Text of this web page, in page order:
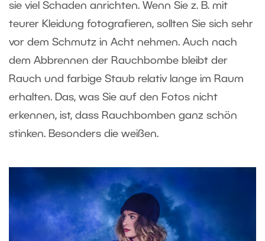
sie viel Schaden anrichten. Wenn Sie z. B. mit
teurer Kleidung fotografieren, sollten Sie sich sehr
vor dem Schmutz in Acht nehmen. Auch nach
dem Abbrennen der Rauchbombe bleibt der
Rauch und farbige Staub relativ lange im Raum
erhalten. Das, was Sie auf den Fotos nicht
erkennen, ist, dass Rauchbomben ganz schön
stinken. Besonders die weißen.